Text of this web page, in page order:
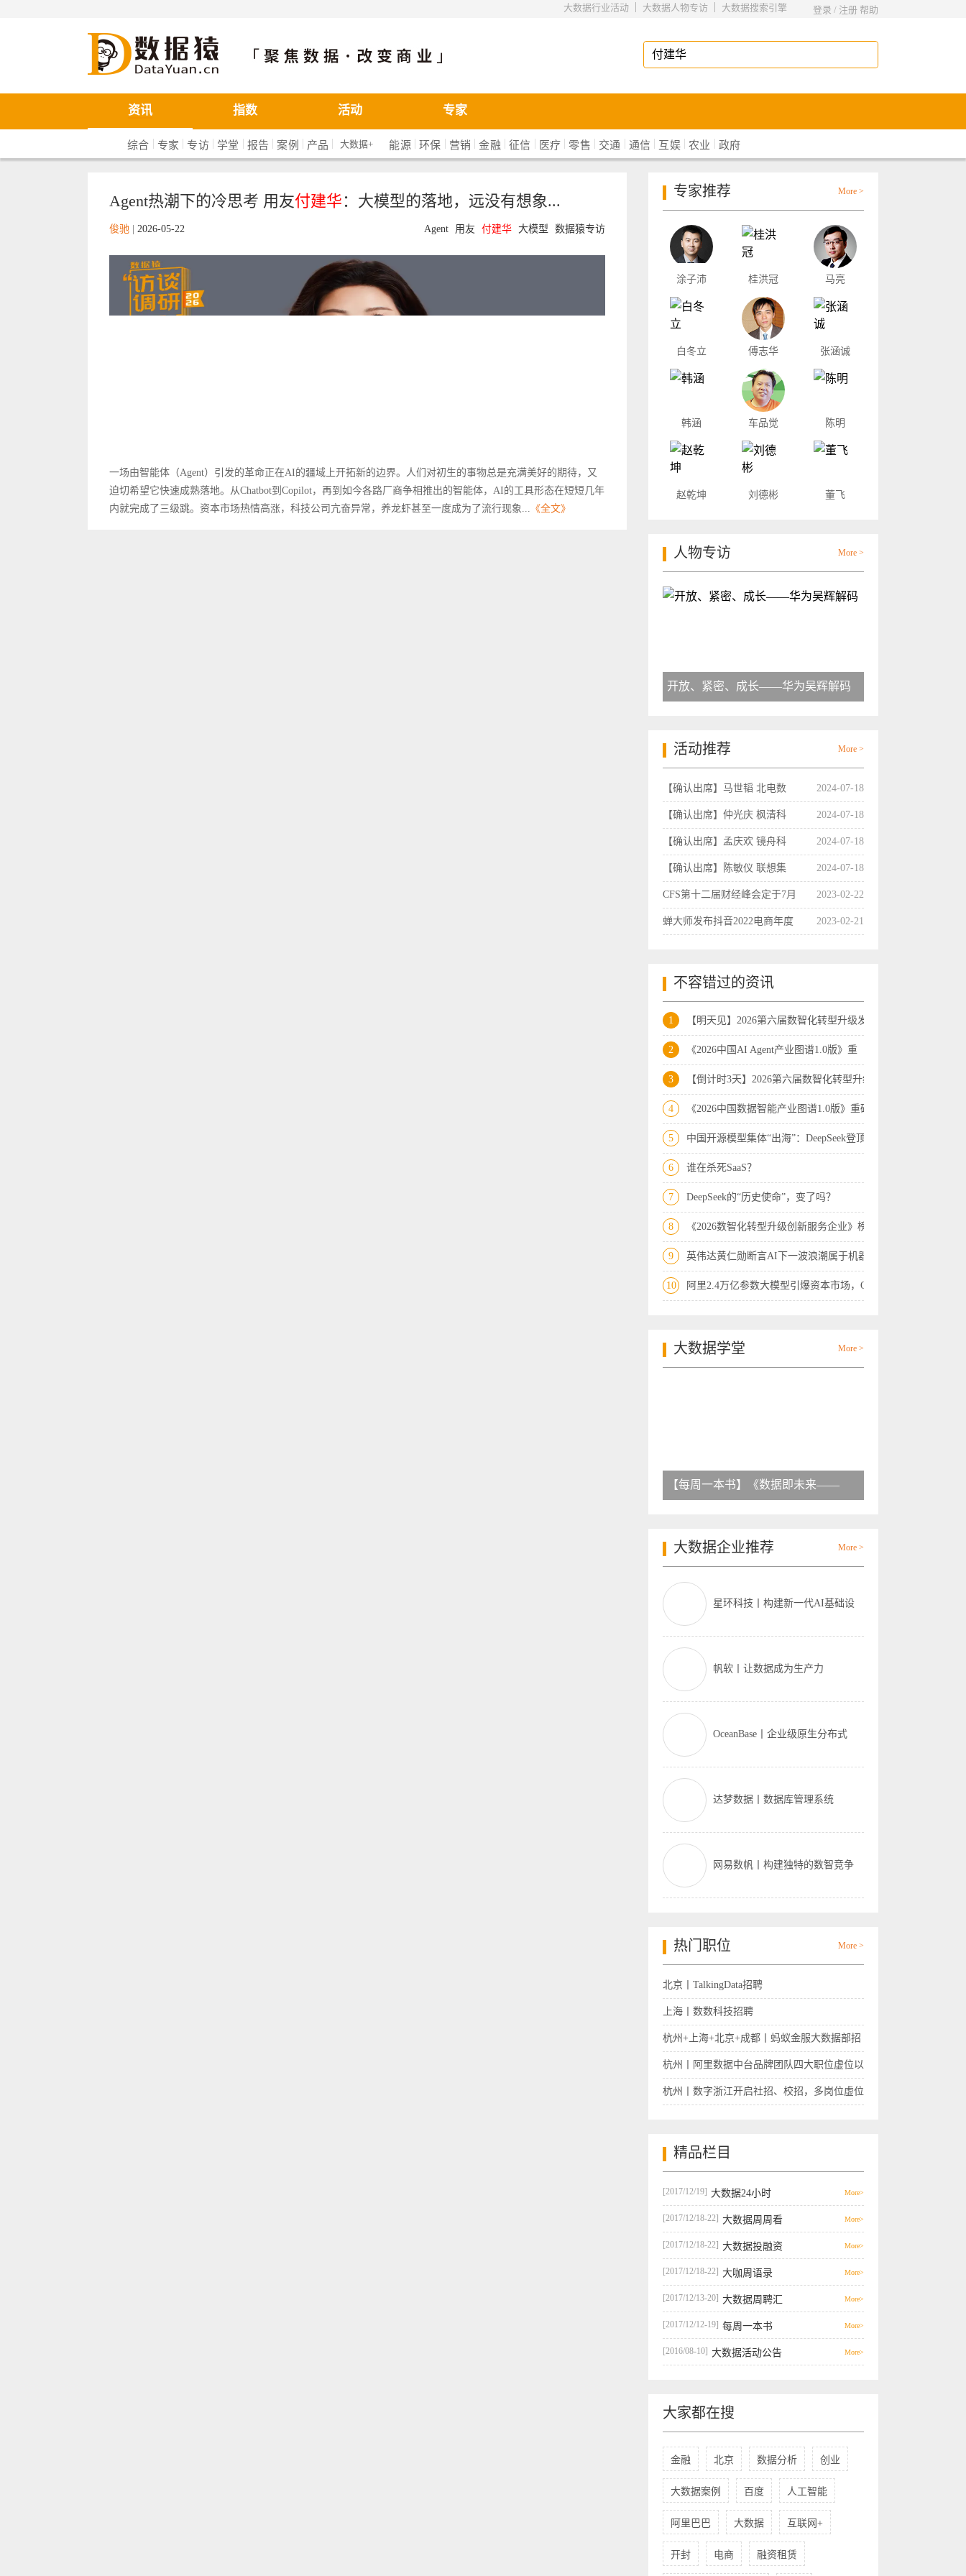
登录 / 注册 帮助
大数据搜索引擎
|
大数据人物专访
|
大数据行业活动
数据猿
资讯 指数 活动 专家
综合 | 专家 |专访| 学堂 | 报告 | 案例 | 产品 | 大数据+ 能源 |环保 | 营销 |金融 |征信 | 医疗 | 零售 | 交通 | 通信 | 互娱 | 农业 | 政府
Agent热潮下的冷思考 用友付建华 ：大模型的落地，远没有想象...
Agent 用友 付建华 大模型 数据猿专访
俊驰 2026-05-22
一场由智能体（Agent）引发的革命正在AI的疆域上开拓新的边界。人们对初生的事物总是充满美好的期待，又
迫切希望它快速成熟落地。从Chatbot到Copilot，再到如今各路厂商争相推出的智能体，AI的工具形态在短短几年
内就完成了三级跳。资本市场热情高涨，科技公司亢奋异常，养龙虾甚至一度成为了流行现象... 《全文》
专家推荐 More >
涂子沛 桂洪冠 马亮
白冬立 傅志华 张涵诚
韩涵 车品觉 陈明
赵乾坤 刘德彬 董飞
人物专访 More >
开放、紧密、成长——华为吴辉解码
活动推荐 More >
【确认出席】马世韬 北电数 2024-07-18
【确认出席】仲光庆 枫清科 2024-07-18
【确认出席】孟庆欢 镜舟科 2024-07-18
【确认出席】陈敏仪 联想集 2024-07-18
CFS第十二届财经峰会定于7月 2023-02-22
蝉大师发布抖音2022电商年度 2023-02-21
不容错过的资讯
1 【明天见】2026第六届数智化转型升级发展
2 《2026中国AI Agent产业图谱1.0版》重
3 【倒计时3天】2026第六届数智化转型升级
4 《2026中国数据智能产业图谱1.0版》重磅
5 中国开源模型集体“出海”：DeepSeek登顶
6 谁在杀死SaaS？
7 DeepSeek的“历史使命”，变了吗？
8 《2026数智化转型升级创新服务企业》榜
9 英伟达黄仁勋断言AI下一波浪潮属于机器人
10 阿里2.4万亿参数大模型引爆资本市场，Op
大数据学堂 More >
【每周一本书】《数据即未来——
大数据企业推荐 More >
星环科技丨构建新一代AI基础设
帆软丨让数据成为生产力
OceanBase丨企业级原生分布式
达梦数据丨数据库管理系统
网易数帆丨构建独特的数智竞争
热门职位 More >
北京丨TalkingData招聘
上海丨数数科技招聘
杭州+上海+北京+成都丨蚂蚁金服大数据部招
聘
杭州丨阿里数据中台品牌团队四大职位虚位以
待
杭州丨数字浙江开启社招、校招，多岗位虚位
精品栏目
[2017/12/19] 大数据24小时 More>
[2017/12/18-22] 大数据周周看 More>
[2017/12/18-22] 大数据投融资 More>
[2017/12/18-22] 大咖周语录 More>
[2017/12/13-20] 大数据周聘汇 More>
[2017/12/12-19] 每周一本书 More>
[2016/08-10] 大数据活动公告 More>
大家都在搜
金融 北京 数据分析 创业
大数据案例 百度 人工智能
阿里巴巴 大数据 互联网+
开封 电商 融资租赁